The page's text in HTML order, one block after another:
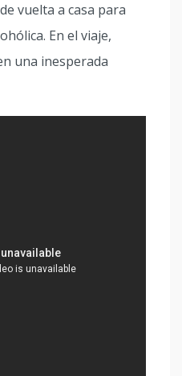
vuelta a casa para
En el viaje,
una inesperada